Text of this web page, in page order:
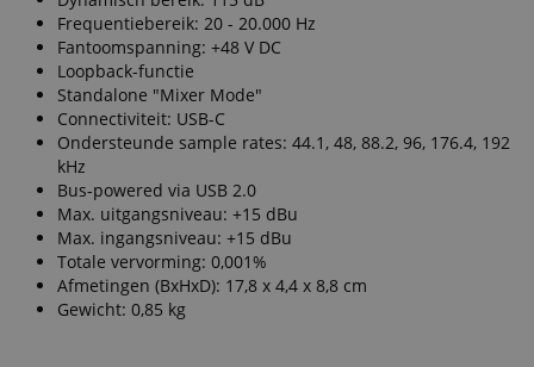
Frequentiebereik: 20 - 20.000 Hz
Fantoomspanning: +48 V DC
Loopback-functie
Standalone "Mixer Mode"
Connectiviteit: USB-C
Ondersteunde sample rates: 44.1, 48, 88.2, 96, 176.4, 192
kHz
Bus-powered via USB 2.0
Max. uitgangsniveau: +15 dBu
Max. ingangsniveau: +15 dBu
Totale vervorming: 0,001%
Afmetingen (BxHxD): 17,8 x 4,4 x 8,8 cm
Gewicht: 0,85 kg